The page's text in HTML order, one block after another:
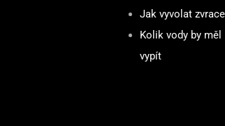
Jak vyvolat
Kolik vody by měl
vypít